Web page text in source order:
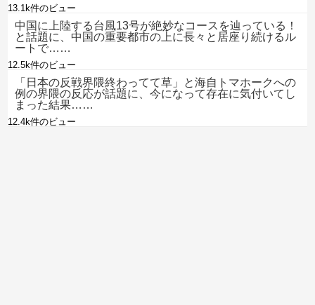
13.1k件のビュー
中国に上陸する台風13号が絶妙なコースを辿っている！
と話題に、中国の重要都市の上に長々と居座り続けるル
ートで……
12.5k件のビュー
「日本の反戦界隈終わってて草」と海自トマホークへの
例の界隈の反応が話題に、今になって存在に気付いてし
まった結果……
12.4k件のビュー